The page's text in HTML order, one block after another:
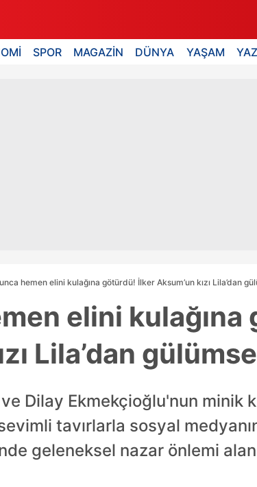
SPOR MAGAZİN DÜNYA YAŞAM
hemen elini kulağına götürdü! İlker Aksum’un kızı Lila’dan
elini
Lila’dan
Dilay Ekmekçioğlu'nun minik
tavırlarla sosyal
geleneksel nazar önlemi